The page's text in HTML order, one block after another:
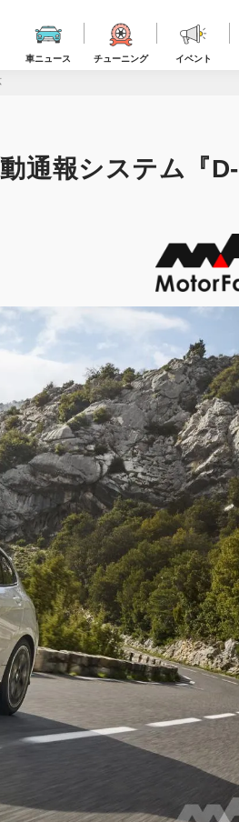
車ニュース チューニング イベント
通報システム『D-